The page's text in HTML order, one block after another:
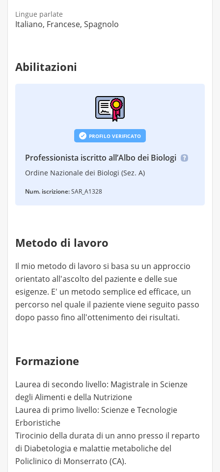
Lingue parlate
Italiano, Francese, Spagnolo
Abilitazioni
PROFILO VERIFICATO
Professionista iscritto all’Albo dei Biologi
Ordine Nazionale dei Biologi (Sez. A)
Num. iscrizione:SAR_A1328
Metodo di lavoro
Il mio metodo di lavoro si basa su un approccio
orientato all'ascolto del paziente e delle sue
esigenze. E' un metodo semplice ed efficace, un
percorso nel quale il paziente viene seguito passo
dopo passo fino all'ottenimento dei risultati.
Formazione
Laurea di secondo livello: Magistrale in Scienze
degli Alimenti e della Nutrizione
Laurea di primo livello: Scienze e Tecnologie
Erboristiche
Tirocinio della durata di un anno presso il reparto
di Diabetologia e malattie metaboliche del
Policlinico di Monserrato (CA).